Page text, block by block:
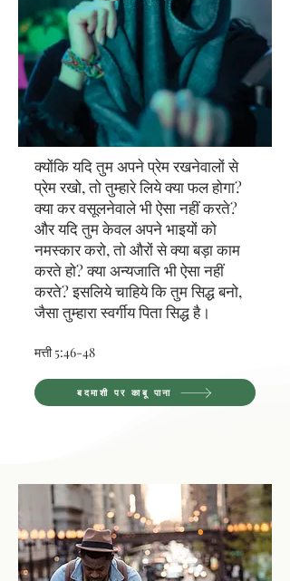
क्योंकि यदि तुम अपने प्रेम रखनेवालों से
प्रेम रखो, तो तुम्हारे लिये क्या फल होगा?
क्या कर वसूलनेवाले भी ऐसा नहीं करते?
और यदि तुम केवल अपने भाइयों को
नमस्कार करो, तो औरों से क्या बड़ा काम
करते हो? क्या अन्यजाति भी ऐसा नहीं
करते? इसलिये चाहिये कि तुम सिद्ध बनो,
जैसा तुम्हारा स्वर्गीय पिता सिद्ध है।
मत्ती 5:46-48
बदमाशी पर काबू पाना